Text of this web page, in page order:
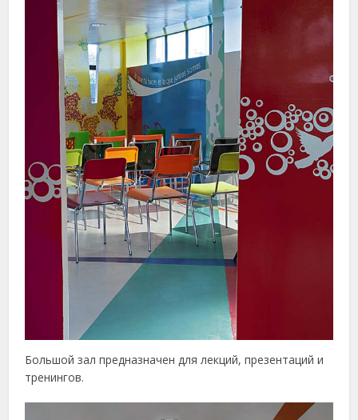
Большой зал предназначен для лекций, презентаций и
тренингов.